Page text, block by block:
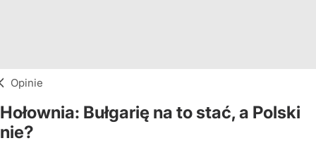
Opinie
Hołownia: Bułgarię na to stać, a Polski
nie?